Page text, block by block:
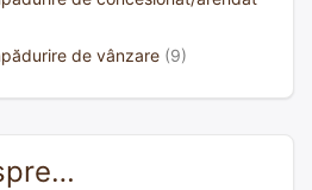
de vânzare (9)